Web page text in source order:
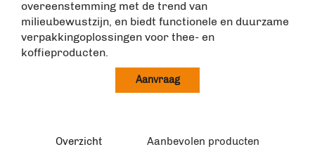
overeenstemming met de trend van
milieubewustzijn, en biedt functionele en duurzame
verpakkingoplossingen voor thee- en
koffieproducten.
Aanvraag
Overzicht Aanbevolen producten